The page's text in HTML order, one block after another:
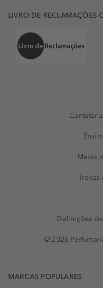
LIVRO DE RECLAMAÇÕES
Contatar
Meios
Trocas
Definições
© 2026
MARCAS POPULARES